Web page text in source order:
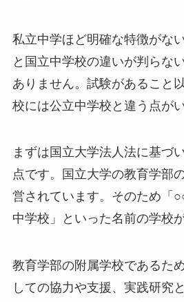
私立中学ほど明確な特徴がな
と国立中学校の違いが判らな
ありません。試験があること
校には公立中学校と違う点が
まずは国立大学法人法に基づ
点です。国立大学の教育学部
営されています。そのため「
中学校」といった名前の学校
教育学部の附属学校であるた
しての協力や支援、実践研究